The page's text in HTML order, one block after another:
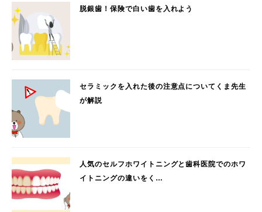
脱銀歯！保険で白い歯を入れよう
セラミックを入れた後の注意点についてくま先生
が解説
人気のセルフホワイトニングと歯科医院でのホワ
イトニングの違いをく…